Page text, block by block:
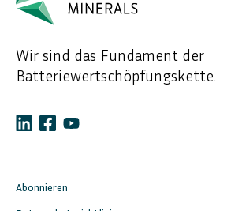
Wir sind das Fundament der
Batteriewertschöpfungskette.
Abonnieren